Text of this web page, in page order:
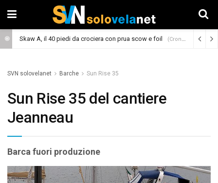
Skaw A, il 40 piedi da crociera con prua scow e foil (Cronaca)
SVN solovelanet Barche Sun Rise 35
Sun Rise 35 del cantiere
Jeanneau
Barca fuori produzione